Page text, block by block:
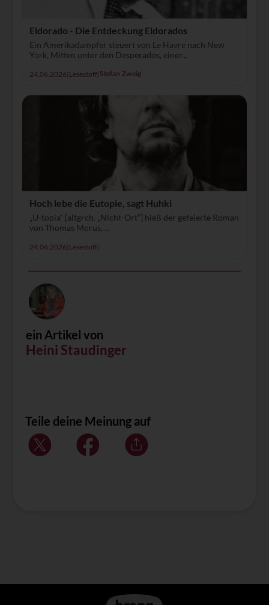
Eldorado - Die Entdeckung Eldorados
Ein Amerikadampfer steuert von Le Havre nach New
York. Mitten unter den Desperados, einer...
24.06.2026| Lesestoff| Stefan Zweig
Hoch lebe die Eutopie, sagt Huhki
„U-topia“ [altgrch. „Nicht-Ort“] hieß der gefeierte Roman
von Thomas Morus, ...
24.06.2026| Lesestoff|
ein Artikel von
Heini Staudinger
Teile deine Meinung auf